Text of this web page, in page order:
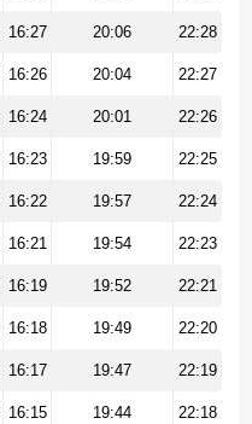
16:27 20:06 22:28
16:26 20:04 22:27
16:24 20:01 22:26
16:23 19:59 22:25
16:22 19:57 22:24
16:21 19:54 22:23
16:19 19:52 22:21
16:18 19:49 22:20
16:17 19:47 22:19
16:15 19:44 22:18